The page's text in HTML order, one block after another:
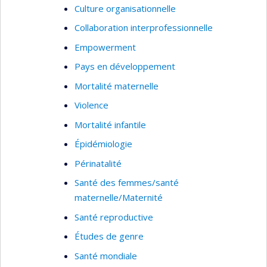
Culture organisationnelle
Collaboration interprofessionnelle
Empowerment
Pays en développement
Mortalité maternelle
Violence
Mortalité infantile
Épidémiologie
Périnatalité
Santé des femmes/santé
maternelle/Maternité
Santé reproductive
Études de genre
Santé mondiale